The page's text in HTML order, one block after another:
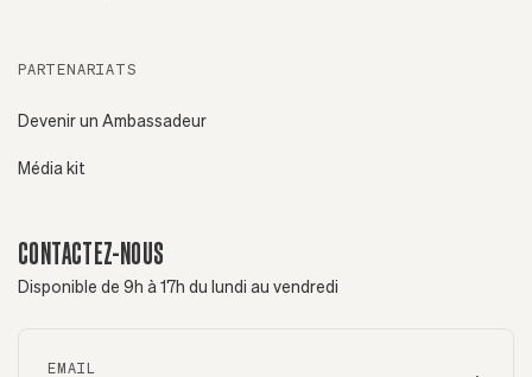
PARTENARIATS
Devenir un Ambassadeur
Média kit
CONTACTEZ-NOUS
Disponible de 9h à 17h du lundi au vendredi
EMAIL